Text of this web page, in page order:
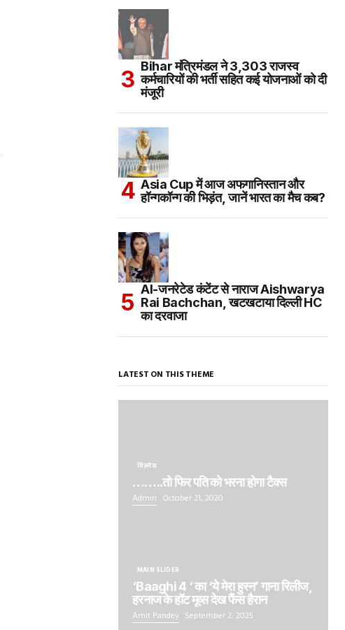
Bihar मंत्रिमंडल ने 3,303 राजस्व
कर्मचारियों की भर्ती सहित कई योजनाओं को दी
मंजूरी
Asia Cup में आज अफगानिस्तान और
हॉन्गकॉन्ग की भिड़ंत, जानें भारत का मैच कब?
AI-जनरेटेड कंटेंट से नाराज Aishwarya
Rai Bachchan, खटखटाया दिल्ली HC
का दरवाजा
LATEST ON THIS THEME
बिज़नेस
……..तो फिर पति को भरना होगा टैक्स
Admin October 21, 2020
MAIN SLIDER
‘Baaghi 4 ‘ का ‘ये मेरा हुस्न’ गाना रिलीज,
हरनाज के हॉट मूव्स देख फैंस हैरान
Amit Pandey September 2, 2025